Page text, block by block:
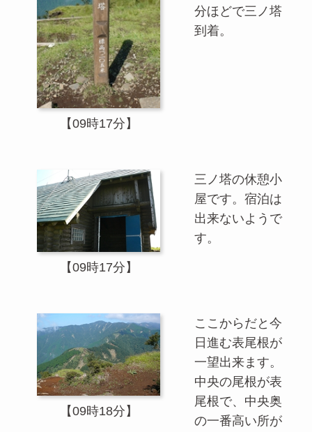
【09時17分】
分ほどで三ノ塔
到着。
【09時17分】
三ノ塔の休憩小
屋です。宿泊は
出来ないようで
す。
【09時18分】
ここからだと今
日進む表尾根が
一望出来ます。
中央の尾根が表
尾根で、中央奥
の一番高い所が